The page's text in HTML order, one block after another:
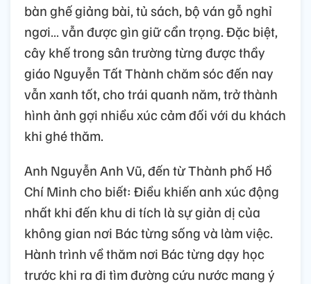
bàn ghế giảng bài, tủ sách, bộ ván gỗ nghỉ
ngơi… vẫn được gìn giữ cẩn trọng. Đặc biệt,
cây khế trong sân trường từng được thầy
giáo Nguyễn Tất Thành chăm sóc đến nay
vẫn xanh tốt, cho trái quanh năm, trở thành
hình ảnh gợi nhiều xúc cảm đối với du khách
khi ghé thăm.
Anh Nguyễn Anh Vũ, đến từ Thành phố Hồ
Chí Minh cho biết: Điều khiến anh xúc động
nhất khi đến khu di tích là sự giản dị của
không gian nơi Bác từng sống và làm việc.
Hành trình về thăm nơi Bác từng dạy học
trước khi ra đi tìm đường cứu nước mang ý